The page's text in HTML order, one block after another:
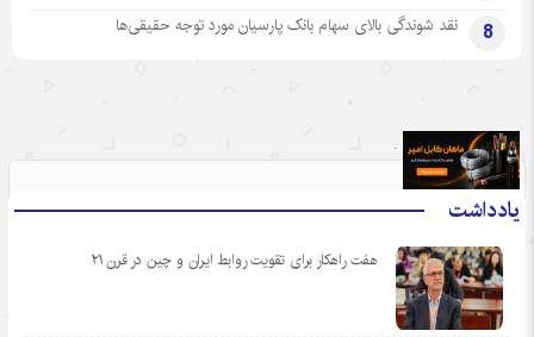
8 نقد شوندگی بالای سهام بانک پارسیان مورد توجه حقیقی‌ها
یادداشت
هفت راهکار برای تقویت روابط ایران و چین در قرن ۲۱
.